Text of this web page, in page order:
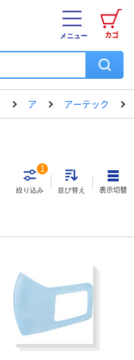
カゴ
メニュー
ア アーテック
絞り込み
1
並び替え 表示切替